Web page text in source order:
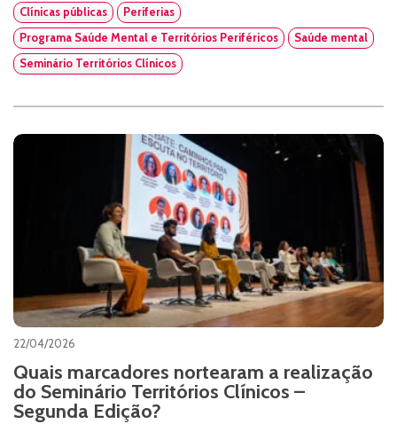
Clínicas públicas
Periferias
Programa Saúde Mental e Territórios Periféricos
Saúde mental
Seminário Territórios Clínicos
22/04/2026
Quais marcadores nortearam a realização
do Seminário Territórios Clínicos –
Segunda Edição?